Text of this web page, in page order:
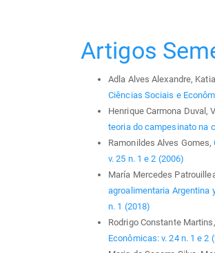
Artigos
Adla Alves Alexandre,
Ciências Sociais e
Henrique Carmona Duval,
teoria do campesinato na
Ramonildes Alves Gomes,
v. 25 n. 1 e 2 (2006)
María Mercedes
agroalimentaria Argentina
n. 1 (2018)
Rodrigo Constante Martins,
Econômicas: v. 24 n. 1 e 2